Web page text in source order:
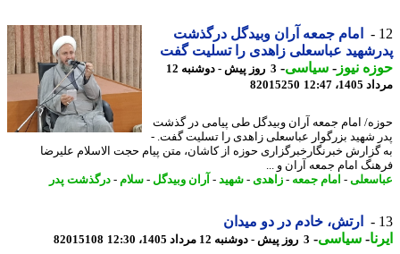
امام جمعه آران وبیدگل درگذشت
عباسعلی زاهدی را تسلیت گفت
نیوز-سیاسی-
3 روز پیش - دوشنبه 12
12:47
82015250
امام جمعه آران وبیدگل طی پیامی در گذشت
شهید بزرگوار عباسعلی زاهدی را تسلیت گفت. -
خبرنگارخبرگزاری حوزه از کاشان، متن پیام حجت الاسلام علیرضا
امام جمعه آران و ...
-امام جمعه-زاهدی -شهید-آران وبیدگل-سلام-درگذشت پدر
ارتش، خادم در دو میدان
-سیاسی-3 روز پیش - دوشنبه 12 مرداد 1405، 12:30 82015108